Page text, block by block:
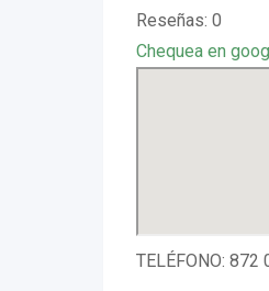
Reseñas: 0
Chequea en
TELÉFONO: 872